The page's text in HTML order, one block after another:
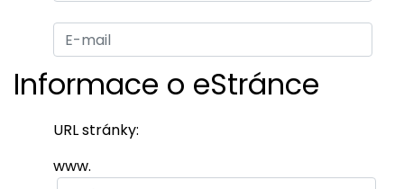
Informace o eStránce
URL stránky:
www.